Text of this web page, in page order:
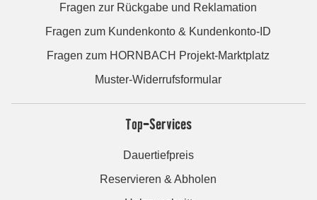
Fragen zur Rückgabe und Reklamation
Fragen zum Kundenkonto & Kundenkonto-ID
Fragen zum HORNBACH Projekt-Marktplatz
Muster-Widerrufsformular
Top-Services
Dauertiefpreis
Reservieren & Abholen